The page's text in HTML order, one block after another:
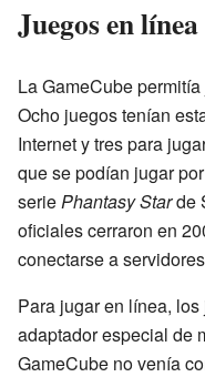
Juegos en línea
La GameCube
Ocho juegos tenían
Internet y tres para
que se podían jugar
seriePhantasy Starde
oficiales cerraron en
conectarse a
Para jugar en línea,
adaptador especial de
GameCube no venía